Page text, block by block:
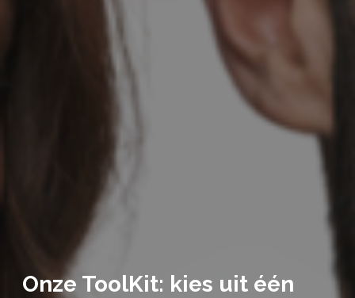
Onze ToolKit: kies uit één